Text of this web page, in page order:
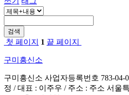
검색
첫 페이지 1 끝 페이지
구미흥신소
구미흥신소 사업자등록번호 783-04-
정 / 대표 : 이주우 / 주소 : 주소 서울